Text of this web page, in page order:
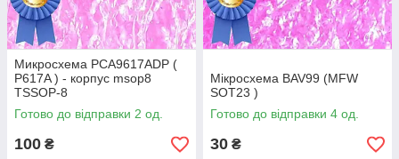
Микросхема PCA9617ADP (
P617A ) - корпус msop8
TSSOP-8
Готово до відправки 2 од.
100 ₴
Мікросхема BAV99 (MFW
SOT23 )
Готово до відправки 4 од.
30 ₴